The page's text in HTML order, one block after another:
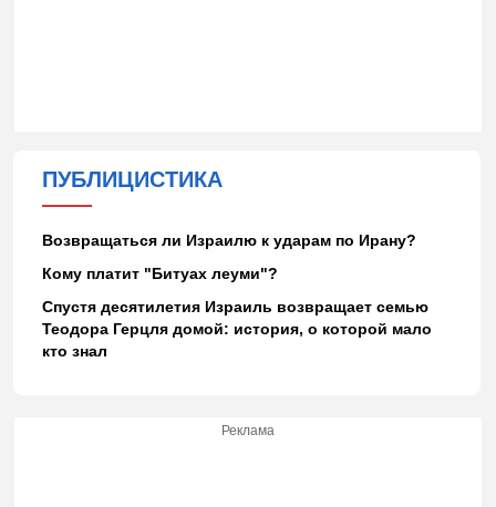
ПУБЛИЦИСТИКА
Возвращаться ли Израилю к ударам по Ирану?
Кому платит "Битуах леуми"?
Спустя десятилетия Израиль возвращает семью
Теодора Герцля домой: история, о которой мало
кто знал
Реклама